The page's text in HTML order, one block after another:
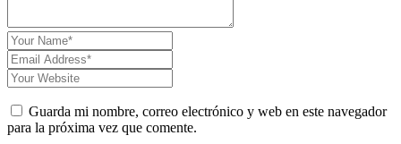
Guarda mi nombre, correo electrónico y web en este navegador
para la próxima vez que comente.